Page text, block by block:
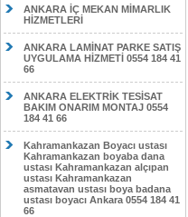
ANKARA İÇ MEKAN MİMARLIK
HİZMETLERİ
ANKARA LAMİNAT PARKE SATIŞ
UYGULAMA HİZMETİ 0554 184 41
66
ANKARA ELEKTRİK TESİSAT
BAKIM ONARIM MONTAJ 0554
184 41 66
Kahramankazan Boyacı ustası
Kahramankazan boyaba dana
ustası Kahramankazan alçıpan
ustası Kahramankazan
asmatavan ustası boya badana
ustası boyacı Ankara 0554 184 41
66